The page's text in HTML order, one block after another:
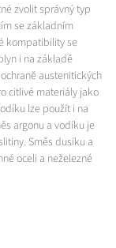
zvolit správný typ
se základním
kompatibility se
i na základě
austenitických
citlivé materiály jako
lze použít i na
argonu a vodíku je
Směs dusíku a
oceli a neželezné